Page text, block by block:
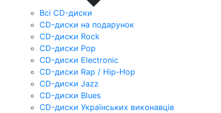
Всі CD-диски
CD-диски на подарунок
CD-диски Rock
CD-диски Pop
CD-диски Electronic
CD-диски Rap / Hip-Hop
CD-диски Jazz
CD-диски Blues
CD-диски Українських виконавців